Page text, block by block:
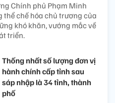
Chính phủ Phạm Minh
chế hóa chủ trương của
khó khăn, vướng mắc về
triển.
Thống nhất số lượng đơn vị
hành chính cấp tỉnh sau
sáp nhập là 34 tỉnh, thành
phố